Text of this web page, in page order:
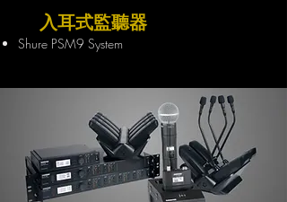
入耳式監聽器
Shure PSM9 System